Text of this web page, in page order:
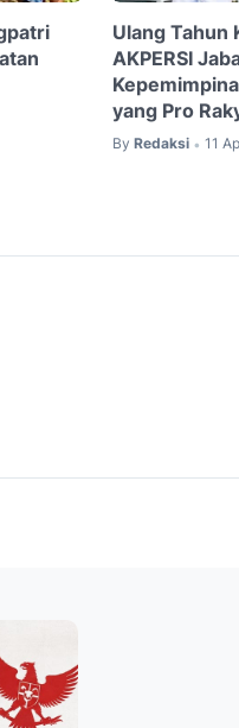
Ulang Tahun
AKPERSI
yang Pro
By Redaksi • 11